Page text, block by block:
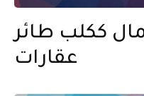
ككلب طائر
عقارات